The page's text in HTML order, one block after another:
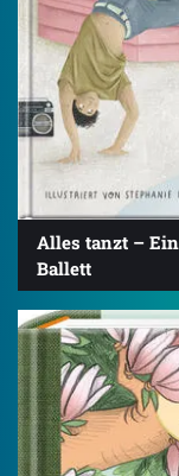
Alles tanzt –
Ballett